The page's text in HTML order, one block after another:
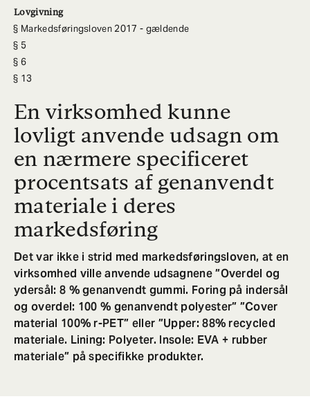
Lovgivning
Markedsføringsloven 2017 - gældende
5
6
13
En virksomhed kunne
lovligt anvende udsagn om
en nærmere specificeret
procentsats af genanvendt
materiale i deres
markedsføring
Det var ikke i strid med markedsføringsloven, at en
virksomhed ville anvende udsagnene ”Overdel og
ydersål: 8 % genanvendt gummi. Foring på indersål
og overdel: 100 % genanvendt polyester” ”Cover
material 100% r-PET” eller ”Upper: 88% recycled
materiale. Lining: Polyeter. Insole: EVA + rubber
materiale” på specifikke produkter.